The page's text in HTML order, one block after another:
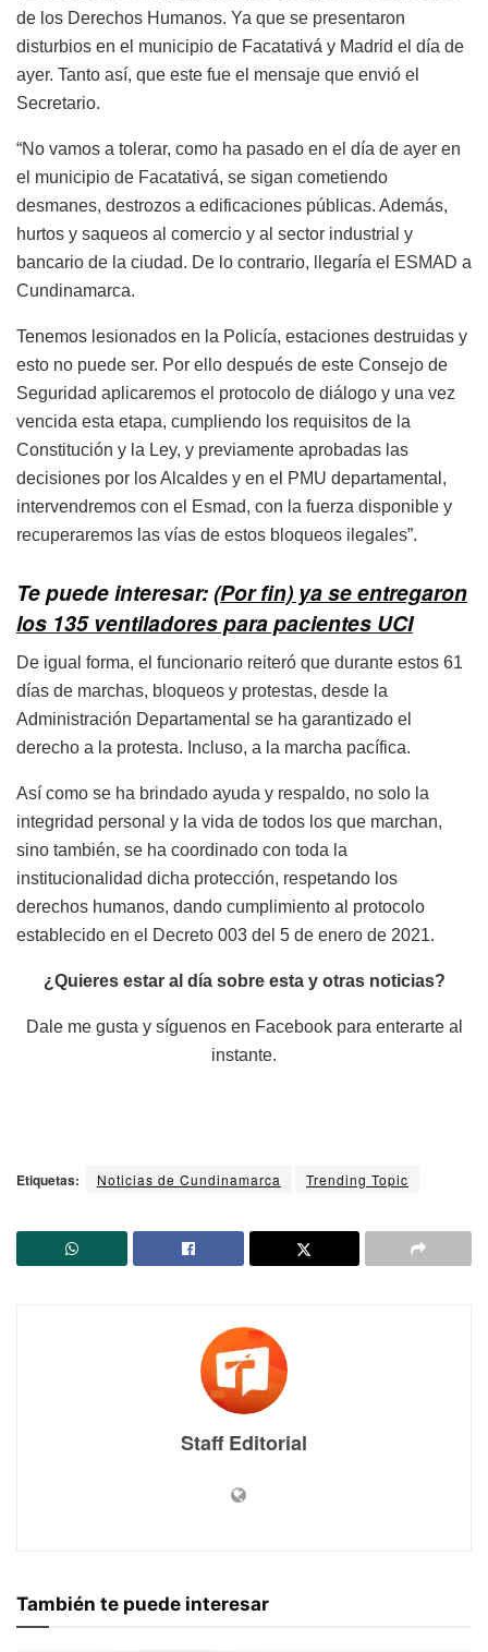
de los Derechos Humanos. Ya que se presentaron
disturbios en el municipio de Facatativá y Madrid el día de
ayer. Tanto así, que este fue el mensaje que envió el
Secretario.
“No vamos a tolerar, como ha pasado en el día de ayer en
el municipio de Facatativá, se sigan cometiendo
desmanes, destrozos a edificaciones públicas. Además,
hurtos y saqueos al comercio y al sector industrial y
bancario de la ciudad. De lo contrario, llegaría el ESMAD a
Cundinamarca.
Tenemos lesionados en la Policía, estaciones destruidas y
esto no puede ser. Por ello después de este Consejo de
Seguridad aplicaremos el protocolo de diálogo y una vez
vencida esta etapa, cumpliendo los requisitos de la
Constitución y la Ley, y previamente aprobadas las
decisiones por los Alcaldes y en el PMU departamental,
intervendremos con el Esmad, con la fuerza disponible y
recuperaremos las vías de estos bloqueos ilegales”.
Te puede interesar:(Por fin) ya se entregaron
los 135 ventiladores para pacientes UCI
De igual forma, el funcionario reiteró que durante estos 61
días de marchas, bloqueos y protestas, desde la
Administración Departamental se ha garantizado el
derecho a la protesta. Incluso, a la marcha pacífica.
Así como se ha brindado ayuda y respaldo, no solo la
integridad personal y la vida de todos los que marchan,
sino también, se ha coordinado con toda la
institucionalidad dicha protección, respetando los
derechos humanos, dando cumplimiento al protocolo
establecido en el Decreto 003 del 5 de enero de 2021.
¿Quieres estar al día sobre esta y otras noticias?
Dale me gusta y síguenos en Facebook para enterarte al
instante.
Etiquetas: Noticias de Cundinamarca Trending Topic
Staff Editorial
También te puede interesar